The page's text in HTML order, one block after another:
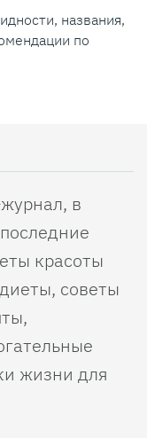
названия,
по
в
красоты
советы
жизни для